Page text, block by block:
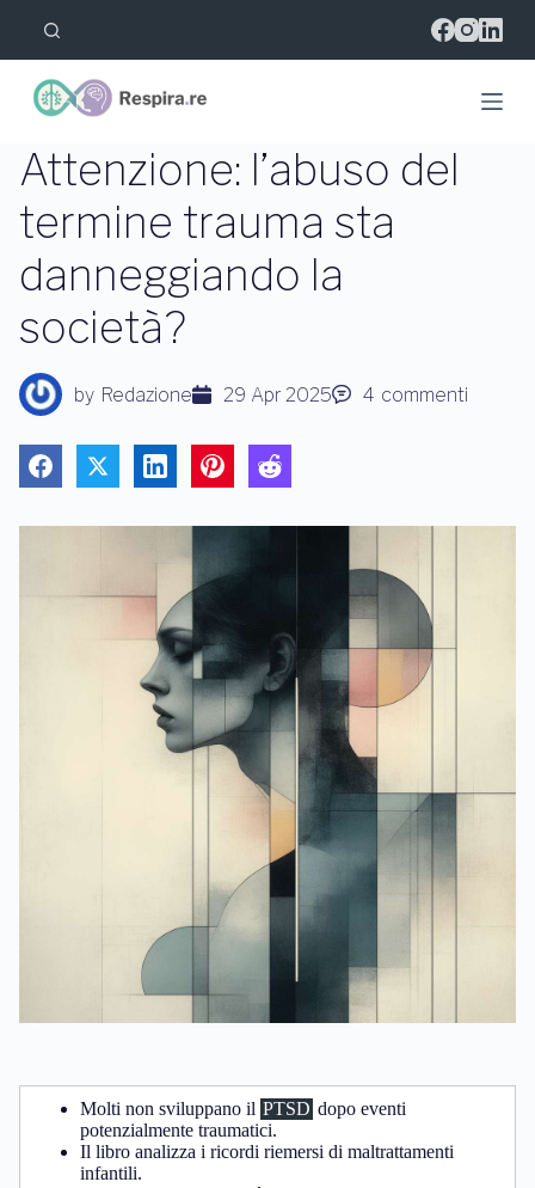
l
c
n
t
n
t
o
Attenzione: l’abuso del
termine trauma sta
danneggiando la
società?
by Redazione 29 Apr 2025 4 commenti
Molti non sviluppano il PTSD dopo eventi
potenzialmente traumatici.
Il libro analizza i ricordi riemersi di maltrattamenti
infantili.